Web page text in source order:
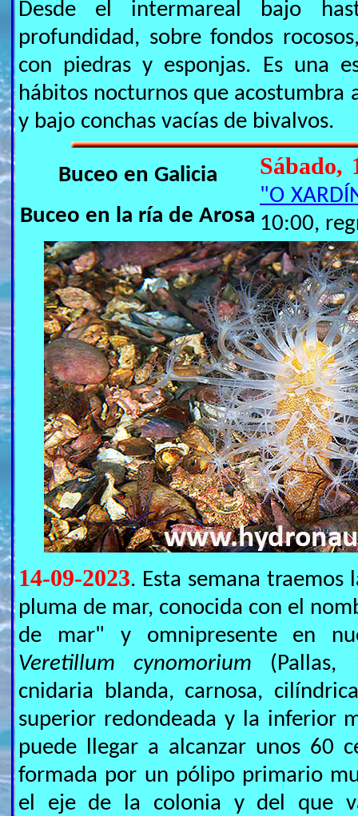
Desde el intermareal bajo
profundidad, sobre fondos
con piedras y esponjas. Es una
hábitos nocturnos que acostumbra
y bajo conchas vacías de bivalvos.
Buceo en Galicia
Buceo en la ría de Arosa
Sábado,
"O
10:00,
14-09-2023. Esta semana traemos
pluma de mar, conocida con el
de mar" y omnipresente en
Veretillum cynomorium (Pallas,
cnidaria blanda, carnosa,
superior redondeada y la inferior
puede llegar a alcanzar unos 60
formada por un pólipo primario
el eje de la colonia y del que